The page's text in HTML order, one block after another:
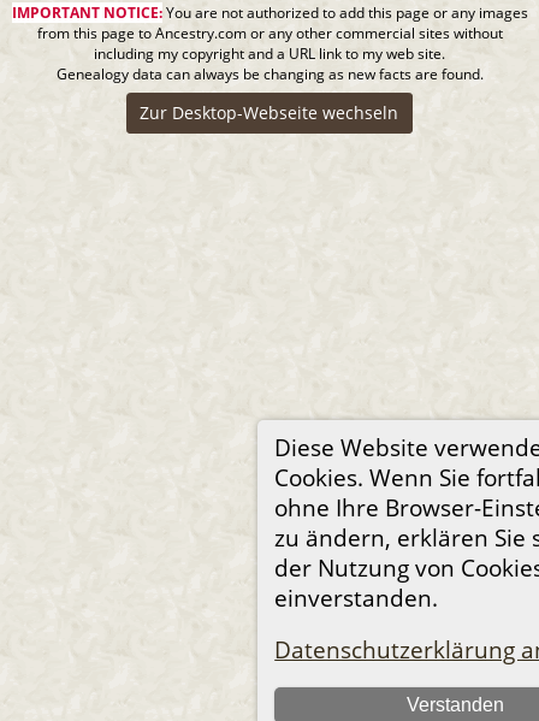
Diese Website
Cookies. Wenn Sie
ohne Ihre Browser-
zu ändern, erklären Sie
der Nutzung von
einverstanden.
Datenschutzerklärung
Verstanden
IMPORTANT NOTICE:You are not authorized to add this page or any images
from this page to Ancestry.com or any other commercial sites without
including my copyright and a URL link to my web site.
Genealogy data can always be changing as new facts are found.
Zur Desktop-Webseite wechseln